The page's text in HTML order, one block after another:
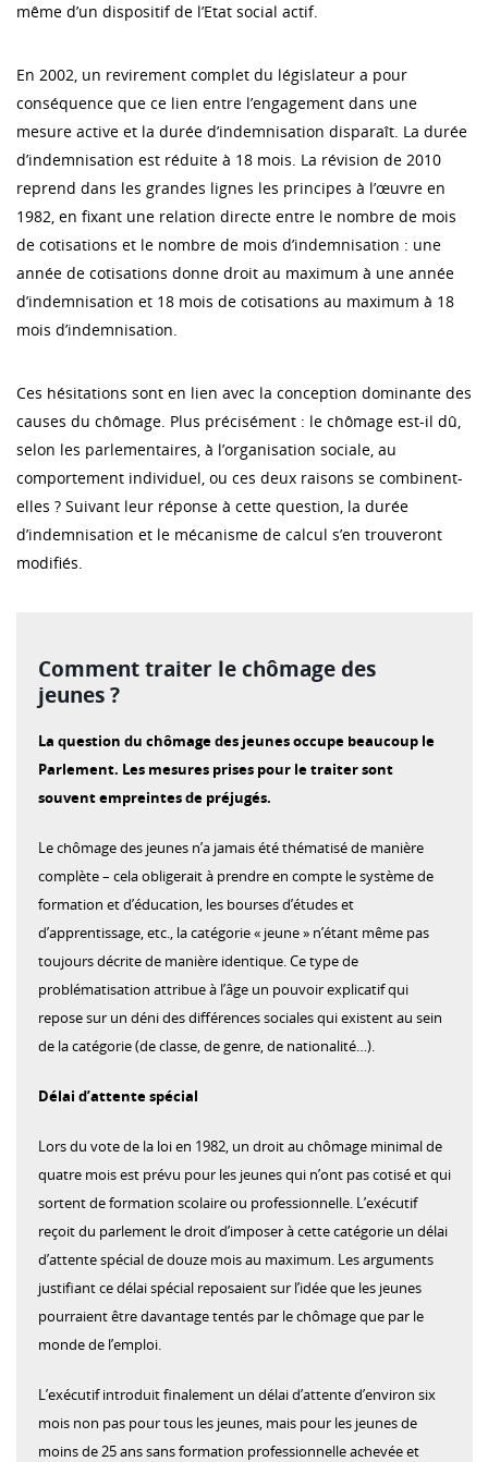
même d’un dispositif de l’Etat social actif.
En 2002, un revirement complet du législateur a pour
conséquence que ce lien entre l’engagement dans une
mesure active et la durée d’indemnisation disparaît. La durée
d’indemnisation est réduite à 18 mois. La révision de 2010
reprend dans les grandes lignes les principes à l’œuvre en
1982, en fixant une relation directe entre le nombre de mois
de cotisations et le nombre de mois d’indemnisation : une
année de cotisations donne droit au maximum à une année
d’indemnisation et 18 mois de cotisations au maximum à 18
mois d’indemnisation.
Ces hésitations sont en lien avec la conception dominante des
causes du chômage. Plus précisément : le chômage est-il dû,
selon les parlementaires, à l’organisation sociale, au
comportement individuel, ou ces deux raisons se combinent-
elles ? Suivant leur réponse à cette question, la durée
d’indemnisation et le mécanisme de calcul s’en trouveront
modifiés.
Comment traiter le chômage des
jeunes ?
La question du chômage des jeunes occupe beaucoup le
Parlement. Les mesures prises pour le traiter sont
souvent empreintes de préjugés.
Le chômage des jeunes n’a jamais été thématisé de manière
complète – cela obligerait à prendre en compte le système de
formation et d’éducation, les bourses d’études et
d’apprentissage, etc., la catégorie « jeune » n’étant même pas
toujours décrite de manière identique. Ce type de
problématisation attribue à l’âge un pouvoir explicatif qui
repose sur un déni des différences sociales qui existent au sein
de la catégorie (de classe, de genre, de nationalité…).
Délai d’attente spécial
Lors du vote de la loi en 1982, un droit au chômage minimal de
quatre mois est prévu pour les jeunes qui n’ont pas cotisé et qui
sortent de formation scolaire ou professionnelle. L’exécutif
reçoit du parlement le droit d’imposer à cette catégorie un délai
d’attente spécial de douze mois au maximum. Les arguments
justifiant ce délai spécial reposaient sur l’idée que les jeunes
pourraient être davantage tentés par le chômage que par le
monde de l’emploi.
L’exécutif introduit finalement un délai d’attente d’environ six
mois non pas pour tous les jeunes, mais pour les jeunes de
moins de 25 ans sans formation professionnelle achevée et